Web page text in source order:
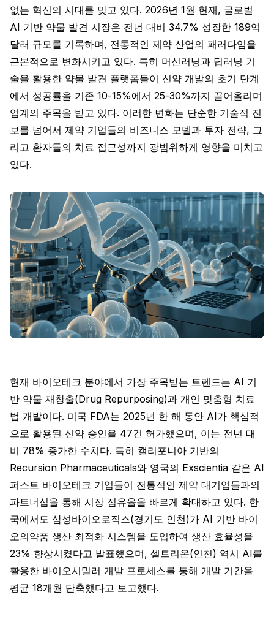
없는 혁신의 시대를 맞고 있다. 2026년 1월 현재, 글로벌
AI 기반 약물 발견 시장은 전년 대비 34.7% 성장한 189억
달러 규모를 기록하며, 전통적인 제약 산업의 패러다임을
근본적으로 변화시키고 있다. 특히 머신러닝과 딥러닝 기
술을 활용한 약물 발견 플랫폼들이 신약 개발의 초기 단계
에서 성공률을 기존 10-15%에서 25-30%까지 끌어올리며
업계의 주목을 받고 있다. 이러한 변화는 단순한 기술적 진
보를 넘어서 제약 기업들의 비즈니스 모델과 투자 전략, 그
리고 환자들의 치료 접근성까지 광범위하게 영향을 미치고
있다.
현재 바이오테크 분야에서 가장 주목받는 트렌드는 AI 기
반 약물 재창출(Drug Repurposing)과 개인 맞춤형 치료
법 개발이다. 미국 FDA는 2025년 한 해 동안 AI가 핵심적
으로 활용된 신약 승인을 47건 허가했으며, 이는 전년 대
비 78% 증가한 수치다. 특히 캘리포니아 기반의
Recursion Pharmaceuticals와 영국의 Exscientia 같은 AI
퍼스트 바이오테크 기업들이 전통적인 제약 대기업들과의
파트너십을 통해 시장 점유율을 빠르게 확대하고 있다. 한
국에서도 삼성바이오로직스(경기도 인천)가 AI 기반 바이
오의약품 생산 최적화 시스템을 도입하여 생산 효율성을
23% 향상시켰다고 발표했으며, 셀트리온(인천) 역시 AI를
활용한 바이오시밀러 개발 프로세스를 통해 개발 기간을
평균 18개월 단축했다고 보고했다.